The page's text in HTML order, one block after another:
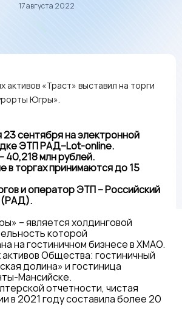
17 августа 2022
активов «Траст» выставил на торги
Югры».
23 сентября на электронной
ЭТП РАД–Lot-online.
40,218 млн рублей.
в торгах принимаются до 15
и оператор ЭТП – Российский
(РАД).
– является холдинговой
которой
на гостиничном бизнесе в ХМАО.
Общества: гостиничный
долина» и гостиница
Мансийске.
отчетности, чистая
в 2021 году составила более 20